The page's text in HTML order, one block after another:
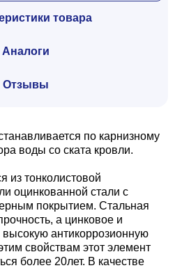
товара
Аналоги
Отзывы
по карнизному
воды со ската кровли.
из тонколистовой
оцинкованной стали с
покрытием. Стальная
а цинковое и
антикоррозионную
свойствам этот элемент
более 20лет. В качестве